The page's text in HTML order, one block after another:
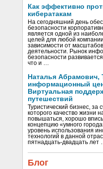
Как эффективно
кибератакам
На сегодняшний день
безопасности
является одной из
целей для любой
зависимости от
деятельности. Рынок
безопасности
что и …
Наталья Абрамович,
информационный
Виртуальная
путешествий
Туристический бизнес, за
которого качество жизни
повышаться, хорошо
концепцию «умного
уровень использования
технологий в данной
пятнадцать-двадцать лет …
Блог